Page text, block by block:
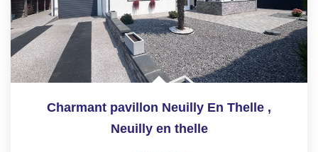
Charmant pavillon Neuilly En Thelle ,
Neuilly en thelle